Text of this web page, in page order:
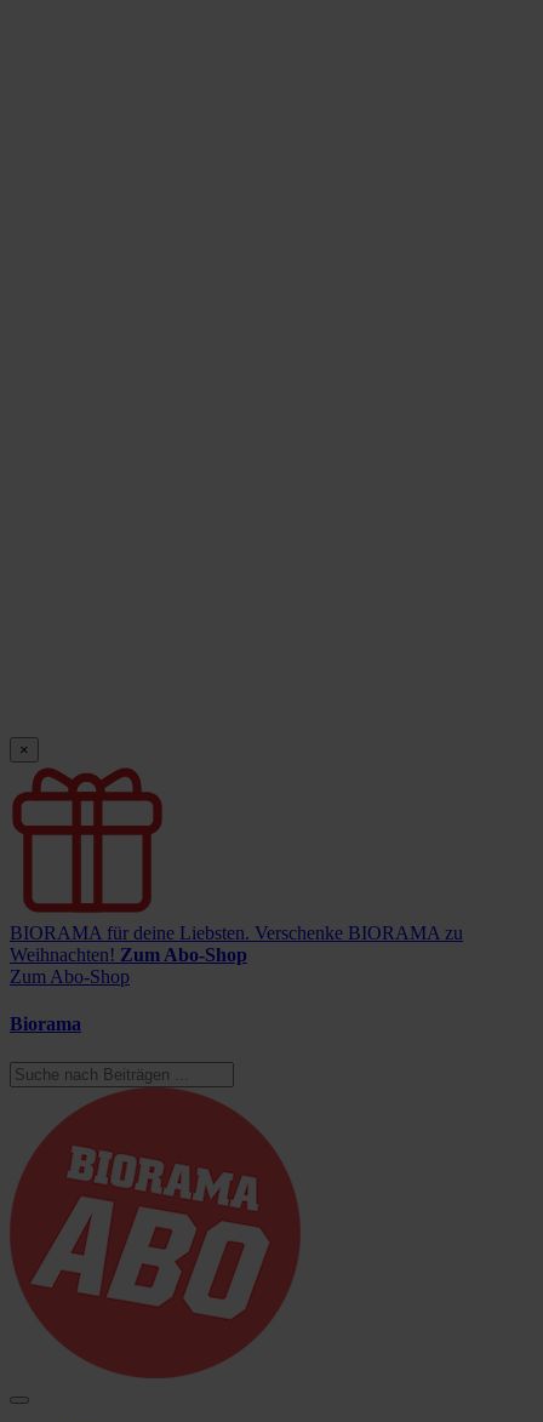
×
BIORAMA für deine Liebsten. Verschenke BIORAMA zu
Weihnachten! Zum Abo-Shop
Zum Abo-Shop
Biorama